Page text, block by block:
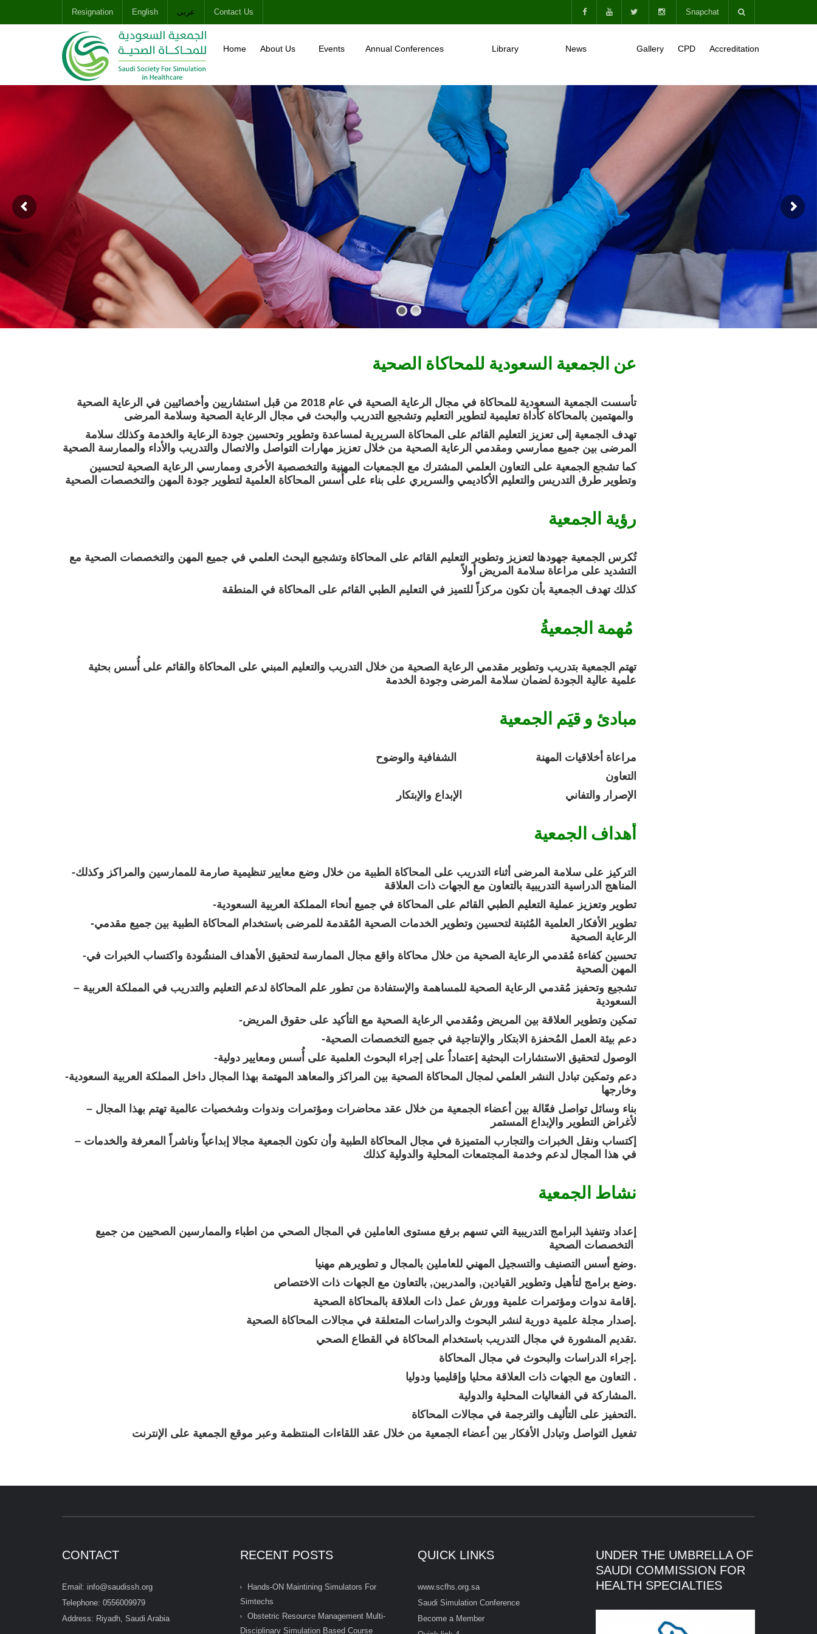
Resignation English عربى Contact Us Snapchat
Home About Us Events Annual Conferences Library News Gallery CPD Accreditation
عن الجمعية السعودية للمحاكاة الصحية
تأسست الجمعية السعودية للمحاكاة في مجال الرعاية الصحية في عام 2018 من قبل استشاريين وأخصائيين في الرعاية الصحية
تهدف الجمعية إلى تعزيز التعليم القائم على المحاكاة السريرية لمساعدة وتطوير وتحسين جودة الرعاية والخدمة وكذلك سلامة
المرضى بين جميع ممارسي ومقدمي الرعاية الصحية من خلال تعزيز مهارات التواصل والاتصال والتدريب والأداء والممارسة الصحية
كما تشجع الجمعية على التعاون العلمي المشترك مع الجمعيات المهنية والتخصصية الأخرى وممارسي الرعاية الصحية لتحسين
وتطوير طرق التدريس والتعليم الأكاديمي والسريري على بناء على أُسس المحاكاة العلمية لتطوير جودة المهن والتخصصات الصحية
رؤية الجمعية
تُكرس الجمعية جهودها لتعزيز وتطوير التعليم القائم على المحاكاة وتشجيع البحث العلمي في جميع المهن والتخصصات الصحية مع
التشديد على مراعاة سلامة المريض أولاً
كذلك تهدف الجمعية بأن تكون مركزاً للتميز في التعليم الطبي القائم على المحاكاة في المنطقة
تهتم الجمعية بتدريب وتطوير مقدمي الرعاية الصحية من خلال التدريب والتعليم المبني على المحاكاة والقائم على أُسس بحثية
علمية عالية الجودة لضمان سلامة المرضى وجودة الخدمة
مبادئ و قيَم الجمعية
مراعاة أخلاقيات المهنة
الشفافية والوضوح
التعاون
الإصرار والتفاني
الإبداع والإبتكار
أهداف الجمعية
-التركيز على سلامة المرضى أثناء التدريب على المحاكاة الطبية من خلال وضع معايير تنظيمية صارمة للممارسين والمراكز وكذلك
المناهج الدراسية التدريبية بالتعاون مع الجهات ذات العلاقة
-تطوير وتعزيز عملية التعليم الطبي القائم على المحاكاة في جميع أنحاء المملكة العربية السعودية
-تطوير الأفكار العلمية المُثبتة لتحسين وتطوير الخدمات الصحية المُقدمة للمرضى باستخدام المحاكاة الطبية بين جميع مقدمي
الرعاية الصحية
-تحسين كفاءة مُقدمي الرعاية الصحية من خلال محاكاة واقع مجال الممارسة لتحقيق الأهداف المنشُودة واكتساب الخبرات في
المهن الصحية
– تشجيع وتحفيز مُقدمي الرعاية الصحية للمساهمة والإستفادة من تطور علم المحاكاة لدعم التعليم والتدريب في المملكة العربية
السعودية
-تمكين وتطوير العلاقة بين المريض ومُقدمي الرعاية الصحية مع التأكيد على حقوق المريض
-دعم بيئة العمل المُحفزة الابتكار والإنتاجية في جميع التخصصات الصحية
-الوصول لتحقيق الاستشارات البحثية إعتماداٌ على إجراء البحوث العلمية على أُسس ومعايير دولية
-دعم وتمكين تبادل النشر العلمي لمجال المحاكاة الصحية بين المراكز والمعاهد المهتمة بهذا المجال داخل المملكة العربية السعودية
وخارجها
– بناء وسائل تواصل فعّالة بين أعضاء الجمعية من خلال عقد محاضرات ومؤتمرات وندوات وشخصيات عالمية تهتم بهذا المجال
لأغراض التطوير والإبداع المستمر
– إكتساب ونقل الخبرات والتجارب المتميزة في مجال المحاكاة الطبية وأن تكون الجمعية مجالا إبداعياً وناشراً المعرفة والخدمات
في هذا المجال لدعم وخدمة المجتمعات المحلية والدولية كذلك
نشاط الجمعية
وضع أسس التصنيف والتسجيل المهني للعاملين بالمجال و تطويرهم مهنيا.
وضع برامج لتأهيل وتطوير القيادين, والمدربين, بالتعاون مع الجهات ذات الاختصاص.
إقامة ندوات ومؤتمرات علمية وورش عمل ذات العلاقة بالمحاكاة الصحية.
إصدار مجلة علمية دورية لنشر البحوث والدراسات المتعلقة في مجالات المحاكاة الصحية.
تقديم المشورة في مجال التدريب باستخدام المحاكاة في القطاع الصحي.
إجراء الدراسات والبحوث في مجال المحاكاة.
التعاون مع الجهات ذات العلاقة محليا وإقليميا ودوليا .
المشاركة في الفعاليات المحلية والدولية.
التحفيز على التأليف والترجمة في مجالات المحاكاة.
تفعيل التواصل وتبادل الأفكار بين أعضاء الجمعية من خلال عقد اللقاءات المنتظمة وعبر موقع الجمعية على الإنترنت
CONTACT
Email: info@saudissh.org
Telephone: 0556009979
Address: Riyadh, Saudi Arabia
RECENT POSTS
Hands-ON Maintining Simulators For
Simtechs
Obstetric Resource Management Multi-
Disciplinary Simulation Based Course
QUICK LINKS
www.scfhs.org.sa
Saudi Simulation Conference
Become a Member
UNDER THE UMBRELLA OF
SAUDI COMMISSION FOR
HEALTH SPECIALTIES